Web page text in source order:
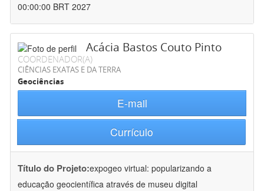
00:00:00 BRT 2027
Acácia Bastos Couto Pinto
COORDENADOR(A)
CIÊNCIAS EXATAS E DA TERRA
Geociências
E-mail
Currículo
Título do Projeto:expogeo virtual: popularizando a
educação geocientífica através de museu digital